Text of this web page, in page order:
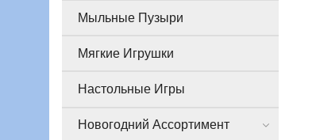
Мыльные Пузыри
Мягкие Игрушки
Настольные Игры
Новогодний Ассортимент